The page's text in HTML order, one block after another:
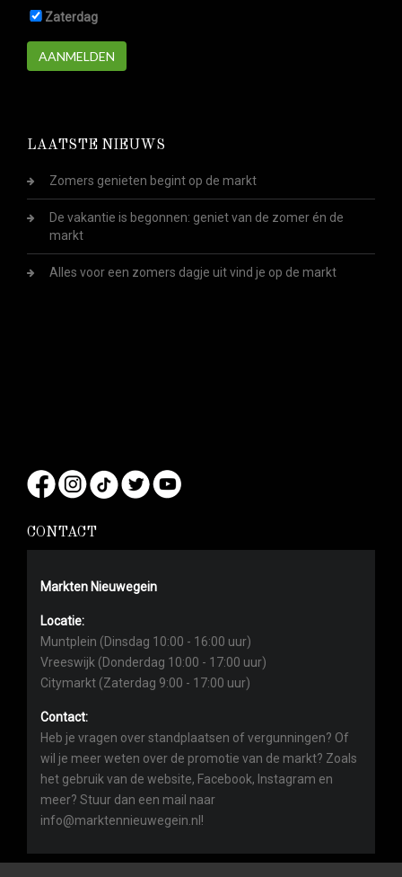
Zaterdag
AANMELDEN
LAATSTE NIEUWS
Zomers genieten begint op de markt
De vakantie is begonnen: geniet van de zomer én de
markt
Alles voor een zomers dagje uit vind je op de markt
CONTACT
Markten Nieuwegein
Locatie:
Muntplein (Dinsdag 10:00 - 16:00 uur)
Vreeswijk (Donderdag 10:00 - 17:00 uur)
Citymarkt (Zaterdag 9:00 - 17:00 uur)
Contact:
Heb je vragen over standplaatsen of vergunningen? Of
wil je meer weten over de promotie van de markt? Zoals
het gebruik van de website, Facebook, Instagram en
meer? Stuur dan een mail naar
info@marktennieuwegein.nl!